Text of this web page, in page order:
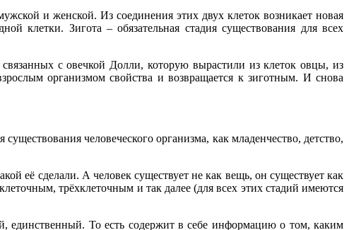
и женской. Из соединения этих двух клеток возникает новая
клетки. Зигота – обязательная стадия существования для всех
с овечкой Долли, которую вырастили из клеток овцы, из
организмом свойства и возвращается к зиготным. И снова
человеческого организма, как младенчество, детство,
её сделали. А человек существует не как вещь, он существует как
трёхклеточным и так далее (для всех этих стадий имеются
единственный. То есть содержит в себе информацию о том, каким